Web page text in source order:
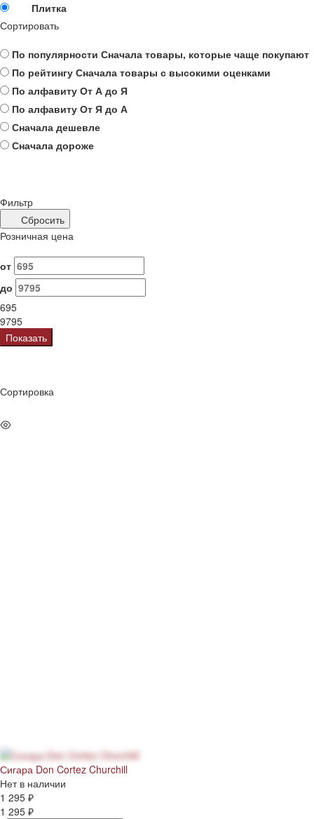
Плитка
Сортировать
По популярности Сначала товары, которые чаще покупают
По рейтингу Сначала товары с высокими оценками
По алфавиту От А до Я
По алфавиту От Я до А
Сначала дешевле
Сначала дороже
Фильтр
Сбросить
Розничная цена
от
до
695
9795
Показать
Сортировка
Сигара Don Cortez Churchill
Нет в наличии
1 295 ₽
1 295 ₽